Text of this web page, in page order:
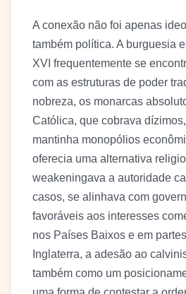
A conexão não foi apenas
também política. A burguesia
XVI frequentemente se
com as estruturas de poder
nobreza, os monarcas
Católica, que cobrava
mantinha monopólios
oferecia uma alternativa
weakeningava a autoridade
casos, se alinhava com
favoráveis aos interesses
nos Países Baixos e em
Inglaterra, a adesão ao
também como um